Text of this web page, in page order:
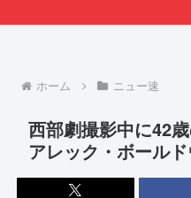
ホーム ニュー速
西部劇撮影中に42
アレック・ボール